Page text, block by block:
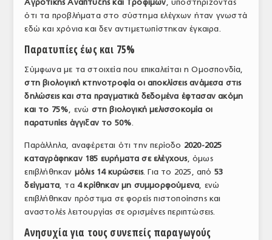
ΝΟΜΟΘΕΣΙΑ
ΕΛΛΗΝΙΚΗ ΝΟΜΟΘΕΣΙΑ
ΤΟ ΠΕΡΙΟΔΙΚΟ
Profile
ΣΥΝΕΔΡΙΟ ΚΡΕΑΤΟΣ
Αγροτικής Ανάπτυξης και Τροφίμων, υποστηρίζοντας
ότι τα προβλήματα στο σύστημα ελέγχων ήταν γνωστά
εδώ και χρόνια και δεν αντιμετωπίστηκαν έγκαιρα.
Παρατυπίες έως και 75%
Σύμφωνα με τα στοιχεία που επικαλείται η Ομοσπονδία,
στη βιολογική κτηνοτροφία οι αποκλίσεις ανάμεσα στις
δηλώσεις και στα πραγματικά δεδομένα έφτασαν ακόμη
και το 75%, ενώ στη βιολογική μελισσοκομία οι
παρατυπίες άγγιξαν το 50%.
Παράλληλα, αναφέρεται ότι την περίοδο 2020-2025
καταγράφηκαν 185 ευρήματα σε ελέγχους, όμως
επιβλήθηκαν μόλις 14 κυρώσεις. Για το 2025, από 53
δείγματα, τα 4 κρίθηκαν μη συμμορφούμενα, ενώ
επιβλήθηκαν πρόστιμα σε φορείς πιστοποίησης και
αναστολές λειτουργίας σε ορισμένες περιπτώσεις.
Ανησυχία για τους συνεπείς παραγωγούς